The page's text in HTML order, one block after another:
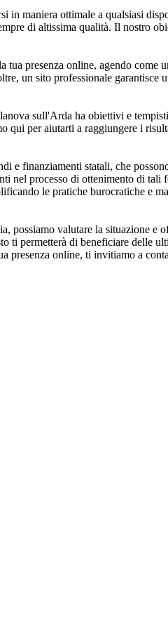
in maniera ottimale a qualsiasi
di altissima qualità. Il nostro
tua presenza online, agendo come
un sito professionale garantisce
sull'Arda ha obiettivi e
qui per aiutarti a raggiungere i
e finanziamenti statali, che
nel processo di ottenimento di tali
le pratiche burocratiche e
possiamo valutare la situazione e
ti permetterà di beneficiare delle
presenza online, ti invitiamo a